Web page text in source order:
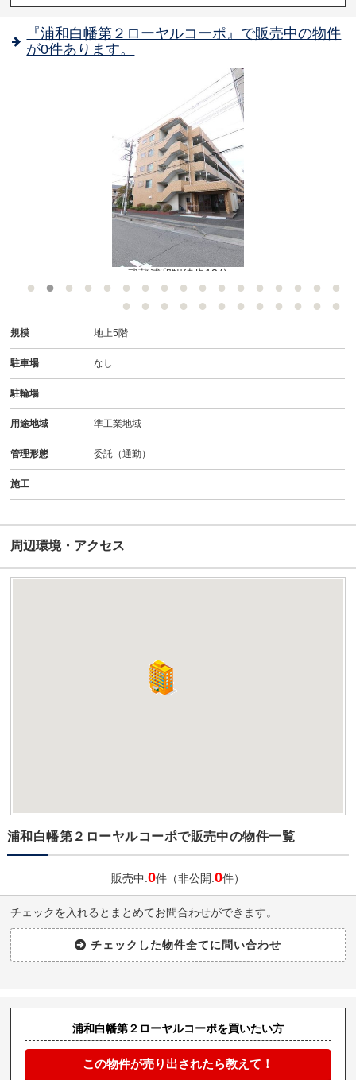
『浦和白幡第２ローヤルコーポ』で販売中の物件
が0件あります。
武蔵浦和駅徒歩13分
規模 地上5階
駐車場 なし
駐輪場
用途地域 準工業地域
管理形態 委託（通勤）
施工
周辺環境・アクセス
浦和白幡第２ローヤルコーポで販売中の物件一覧
販売中:0件（非公開:0件）
チェックを入れるとまとめてお問合わせができます。
浦和白幡第２ローヤルコーポを買いたい方
この物件が売り出されたら教えて！